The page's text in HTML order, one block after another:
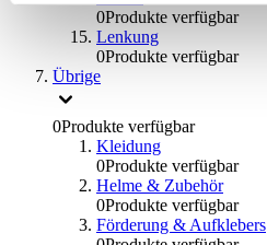
0Produkte verfügbar
Lenkung
0Produkte verfügbar
Übrige
0Produkte verfügbar
Kleidung
0Produkte verfügbar
Helme & Zubehör
0Produkte verfügbar
Förderung & Aufklebers